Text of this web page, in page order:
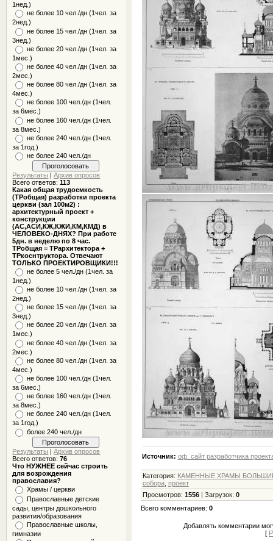
1нед.)
не более 10 чел./дн (1чел. за
2нед.)
не более 15 чел./дн (1чел. за
3нед.)
не более 20 чел./дн (1чел. за
1мес.)
не более 40 чел./дн (1чел. за
2мес.)
не более 80 чел./дн (1чел. за
4мес.)
не более 100 чел./дн (1чел.
за 6мес.)
не более 160 чел./дн (1чел.
за 8мес.)
не более 240 чел./дн (1чел.
за 1год.)
не более 240 чел./дн
Результаты |Архив опросов
Всего ответов:113
Какая общая трудоемкость
(ТРобщая) разработки проекта
церкви (зал 100м2) :
архитектурный проект +
конструкции
(АС,АСИ,КЖ,КЖИ,КМ,КМД) в
ЧЕЛОВЕКО-ДНЯХ? При работе
5дн. в неделю по 8 час.
ТРобщая = ТРархитектора +
ТРкоснтруктора. Отвечают
ТОЛЬКО ПРОЕКТИРОВЩИКИ!!!
не более 5 чел./дн (1чел. за
1нед.)
не более 10 чел./дн (1чел. за
2нед.)
не более 15 чел./дн (1чел. за
3нед.)
не более 20 чел./дн (1чел. за
1мес.)
не более 40 чел./дн (1чел. за
2мес.)
не более 80 чел./дн (1чел. за
4мес.)
не более 100 чел./дн (1чел.
за 6мес.)
не более 160 чел./дн (1чел.
за 8мес.)
не более 240 чел./дн (1чел.
за 1год.)
более 240 чел./дн
Результаты |Архив опросов
Всего ответов:76
Что НУЖНЕЕ сейчас строить
для возрождения
православия?
Храмы / церкви
Православные детские
сады, центры дошкольного
развития/образования
Православные школы,
гимназии
Источник: оф. сайт разработчика
Категория: КАМЕННЫЕ ХРАМЫ
собора, проект
Просмотров: 1556| Загрузок: 0
Всего комментариев: 0
Добавлять комментарии
[